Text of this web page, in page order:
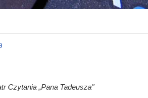
Czytania „Pana Tadeusza"